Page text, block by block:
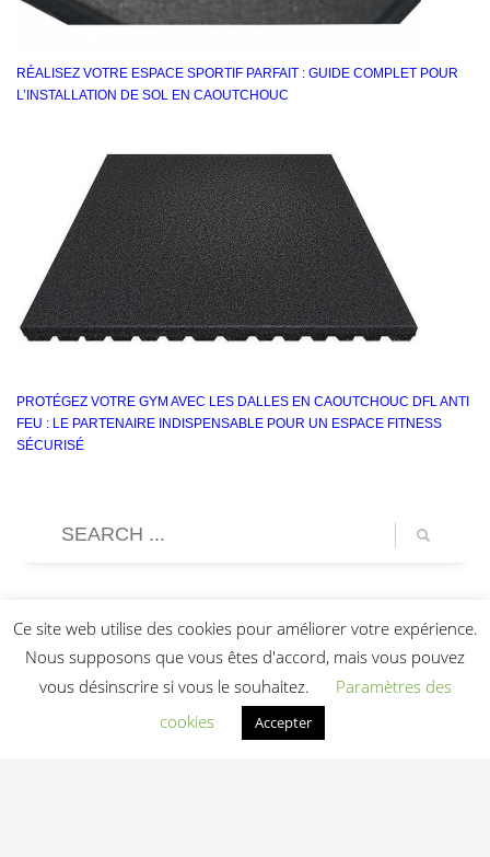
RÉALISEZ VOTRE ESPACE SPORTIF PARFAIT : GUIDE COMPLET POUR
L’INSTALLATION DE SOL EN CAOUTCHOUC
PROTÉGEZ VOTRE GYM AVEC LES DALLES EN CAOUTCHOUC DFL ANTI
FEU : LE PARTENAIRE INDISPENSABLE POUR UN ESPACE FITNESS
SÉCURISÉ
Ce site web utilise des cookies pour améliorer votre expérience.
Nous supposons que vous êtes d'accord, mais vous pouvez
vous désinscrire si vous le souhaitez.
Paramètres des
cookies
Accepter